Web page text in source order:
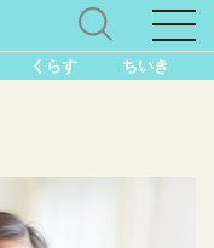
くらす ちいき